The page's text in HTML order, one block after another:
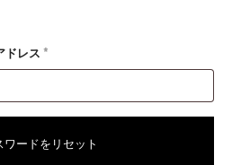
ドレス *
須
ワードをリセット